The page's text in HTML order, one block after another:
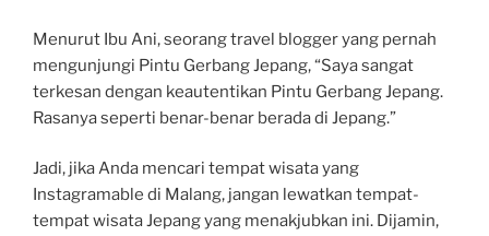
Menurut Ibu Ani, seorang travel blogger yang pernah
mengunjungi Pintu Gerbang Jepang, “Saya sangat
terkesan dengan keautentikan Pintu Gerbang Jepang.
Rasanya seperti benar-benar berada di Jepang.”
Jadi, jika Anda mencari tempat wisata yang
Instagramable di Malang, jangan lewatkan tempat-
tempat wisata Jepang yang menakjubkan ini. Dijamin,